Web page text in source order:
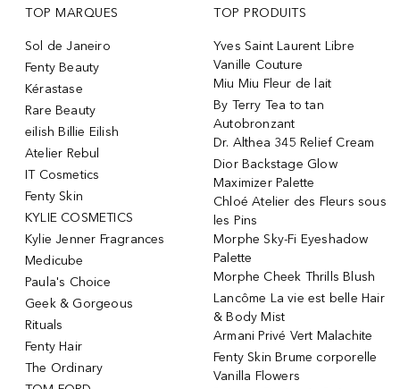
TOP MARQUES
Sol de Janeiro
Fenty Beauty
Kérastase
Rare Beauty
eilish Billie Eilish
Atelier Rebul
IT Cosmetics
Fenty Skin
KYLIE COSMETICS
Kylie Jenner Fragrances
Medicube
Paula's Choice
Geek & Gorgeous
Rituals
Fenty Hair
The Ordinary
TOP PRODUITS
Yves Saint Laurent Libre
Vanille Couture
Miu Miu Fleur de lait
By Terry Tea to tan
Autobronzant
Dr. Althea 345 Relief Cream
Dior Backstage Glow
Maximizer Palette
Chloé Atelier des Fleurs sous
les Pins
Morphe Sky-Fi Eyeshadow
Palette
Morphe Cheek Thrills Blush
Lancôme La vie est belle Hair
& Body Mist
Armani Privé Vert Malachite
Fenty Skin Brume corporelle
Vanilla Flowers